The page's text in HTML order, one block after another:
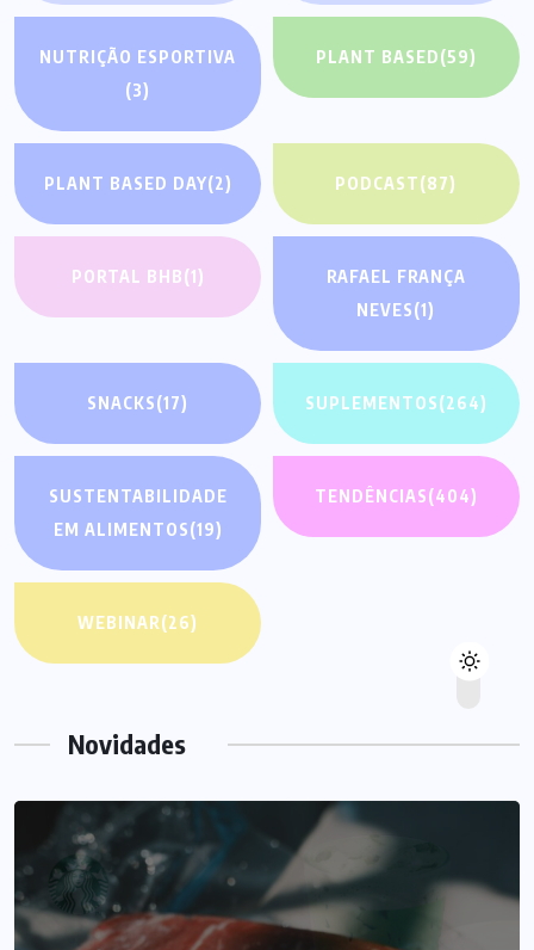
NUTRIÇÃO ESPORTIVA
(3)
PLANT BASED(59)
PLANT BASED DAY(2) PODCAST(87)
PORTAL BHB(1)
RAFAEL FRANÇA
NEVES(1)
SNACKS(17) SUPLEMENTOS(264)
SUSTENTABILIDADE
EM ALIMENTOS(19)
TENDÊNCIAS(404)
WEBINAR(26)
Novidades